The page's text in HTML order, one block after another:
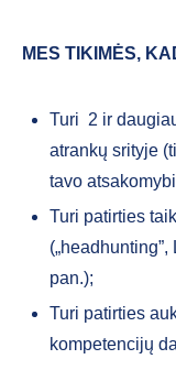
MES TIKIMĖS,
Turi 2 ir
atrankų srityje
tavo
Turi patirties
pan.);
Turi patirties
kompetencijų